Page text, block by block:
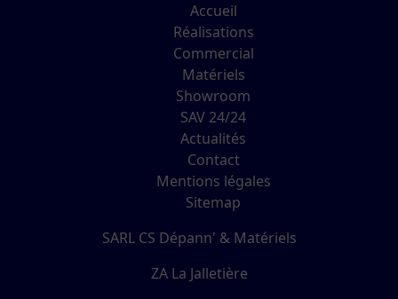
Accueil
Réalisations
Commercial
Matériels
Showroom
SAV 24/24
Actualités
Contact
Mentions légales
Sitemap
SARL CS Dépann' & Matériels
ZA La Jalletière